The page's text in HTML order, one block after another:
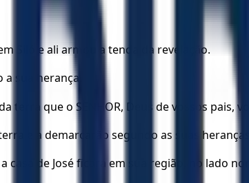
Siló e ali armou a tenda da revelação.
sua herança.
terra que o SENHOR, Deus de vossos pais,
e a demarcarão segundo as suas
casa de José ficará em sua região, no lado